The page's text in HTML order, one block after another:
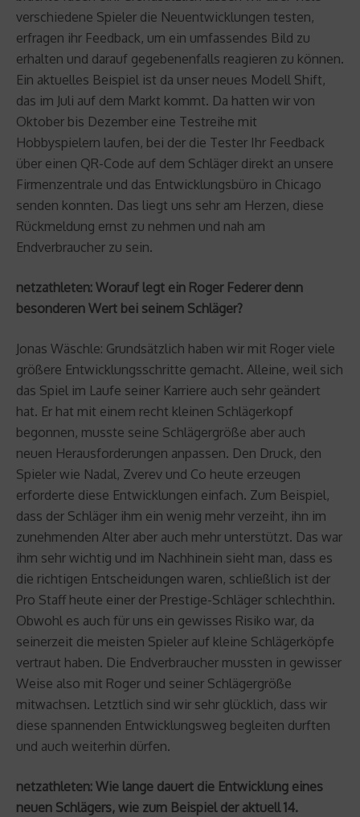
verschiedene Spieler die Neuentwicklungen testen,
erfragen ihr Feedback, um ein umfassendes Bild zu
erhalten und darauf gegebenenfalls reagieren zu können.
Ein aktuelles Beispiel ist da unser neues Modell Shift,
das im Juli auf dem Markt kommt. Da hatten wir von
Oktober bis Dezember eine Testreihe mit
Hobbyspielern laufen, bei der die Tester Ihr Feedback
über einen QR-Code auf dem Schläger direkt an unsere
Firmenzentrale und das Entwicklungsbüro in Chicago
senden konnten. Das liegt uns sehr am Herzen, diese
Rückmeldung ernst zu nehmen und nah am
Endverbraucher zu sein.
netzathleten: Worauf legt ein Roger Federer denn
besonderen Wert bei seinem Schläger?
Jonas Wäschle: Grundsätzlich haben wir mit Roger viele
größere Entwicklungsschritte gemacht. Alleine, weil sich
das Spiel im Laufe seiner Karriere auch sehr geändert
hat. Er hat mit einem recht kleinen Schlägerkopf
begonnen, musste seine Schlägergröße aber auch
neuen Herausforderungen anpassen. Den Druck, den
Spieler wie Nadal, Zverev und Co heute erzeugen
erforderte diese Entwicklungen einfach. Zum Beispiel,
dass der Schläger ihm ein wenig mehr verzeiht, ihn im
zunehmenden Alter aber auch mehr unterstützt. Das war
ihm sehr wichtig und im Nachhinein sieht man, dass es
die richtigen Entscheidungen waren, schließlich ist der
Pro Staff heute einer der Prestige-Schläger schlechthin.
Obwohl es auch für uns ein gewisses Risiko war, da
seinerzeit die meisten Spieler auf kleine Schlägerköpfe
vertraut haben. Die Endverbraucher mussten in gewisser
Weise also mit Roger und seiner Schlägergröße
mitwachsen. Letztlich sind wir sehr glücklich, dass wir
diese spannenden Entwicklungsweg begleiten durften
und auch weiterhin dürfen.
netzathleten: Wie lange dauert die Entwicklung eines
neuen Schlägers, wie zum Beispiel der aktuell 14.